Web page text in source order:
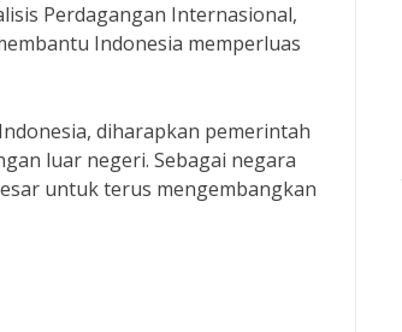
Perdagangan Internasional,
Indonesia memperluas
diharapkan pemerintah
luar negeri. Sebagai negara
untuk terus mengembangkan